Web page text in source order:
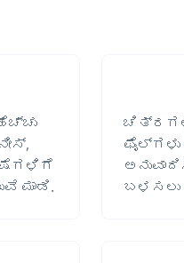
ಮಾಡಿ.
ಬಳಸಲು